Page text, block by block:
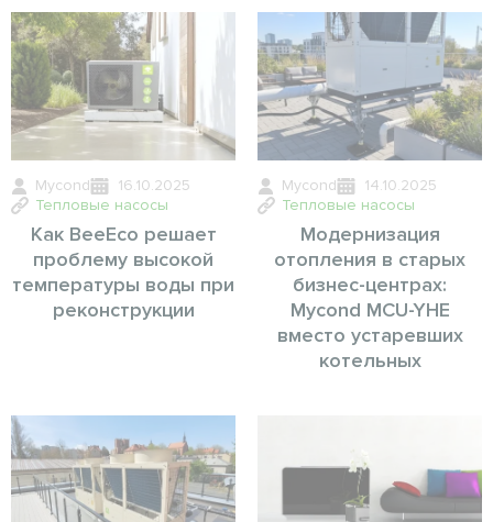
Mycond
16.10.2025
Тепловые насосы
Как BeeEco решает
проблему высокой
температуры воды при
реконструкции
Mycond
14.10.2025
Тепловые насосы
Модернизация
отопления в старых
бизнес-центрах:
Mycond MCU-YHE
вместо устаревших
котельных